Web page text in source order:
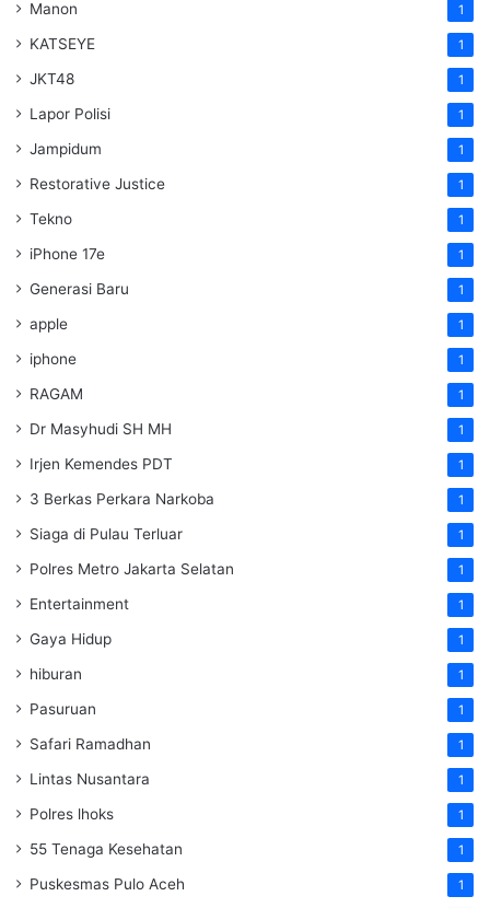
Manon 1
KATSEYE 1
JKT48 1
Lapor Polisi 1
Jampidum 1
Restorative Justice 1
Tekno 1
iPhone 17e 1
Generasi Baru 1
apple 1
iphone 1
RAGAM 1
Dr Masyhudi SH MH 1
Irjen Kemendes PDT 1
3 Berkas Perkara Narkoba 1
Siaga di Pulau Terluar 1
Polres Metro Jakarta Selatan 1
Entertainment 1
Gaya Hidup 1
hiburan 1
Pasuruan 1
Safari Ramadhan 1
Lintas Nusantara 1
Polres lhoks 1
55 Tenaga Kesehatan 1
Puskesmas Pulo Aceh 1